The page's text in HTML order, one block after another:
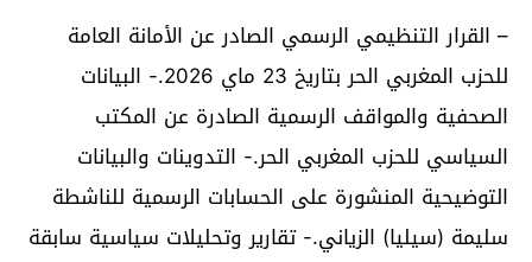
– القرار التنظيمي الرسمي الصادر عن الأمانة العامة
للحزب المغربي الحر بتاريخ 23 ماي 2026.- البيانات
الصحفية والمواقف الرسمية الصادرة عن المكتب
السياسي للحزب المغربي الحر.- التدوينات والبيانات
التوضيحية المنشورة على الحسابات الرسمية للناشطة
سليمة (سيليا) الزياني.- تقارير وتحليلات سياسية سابقة